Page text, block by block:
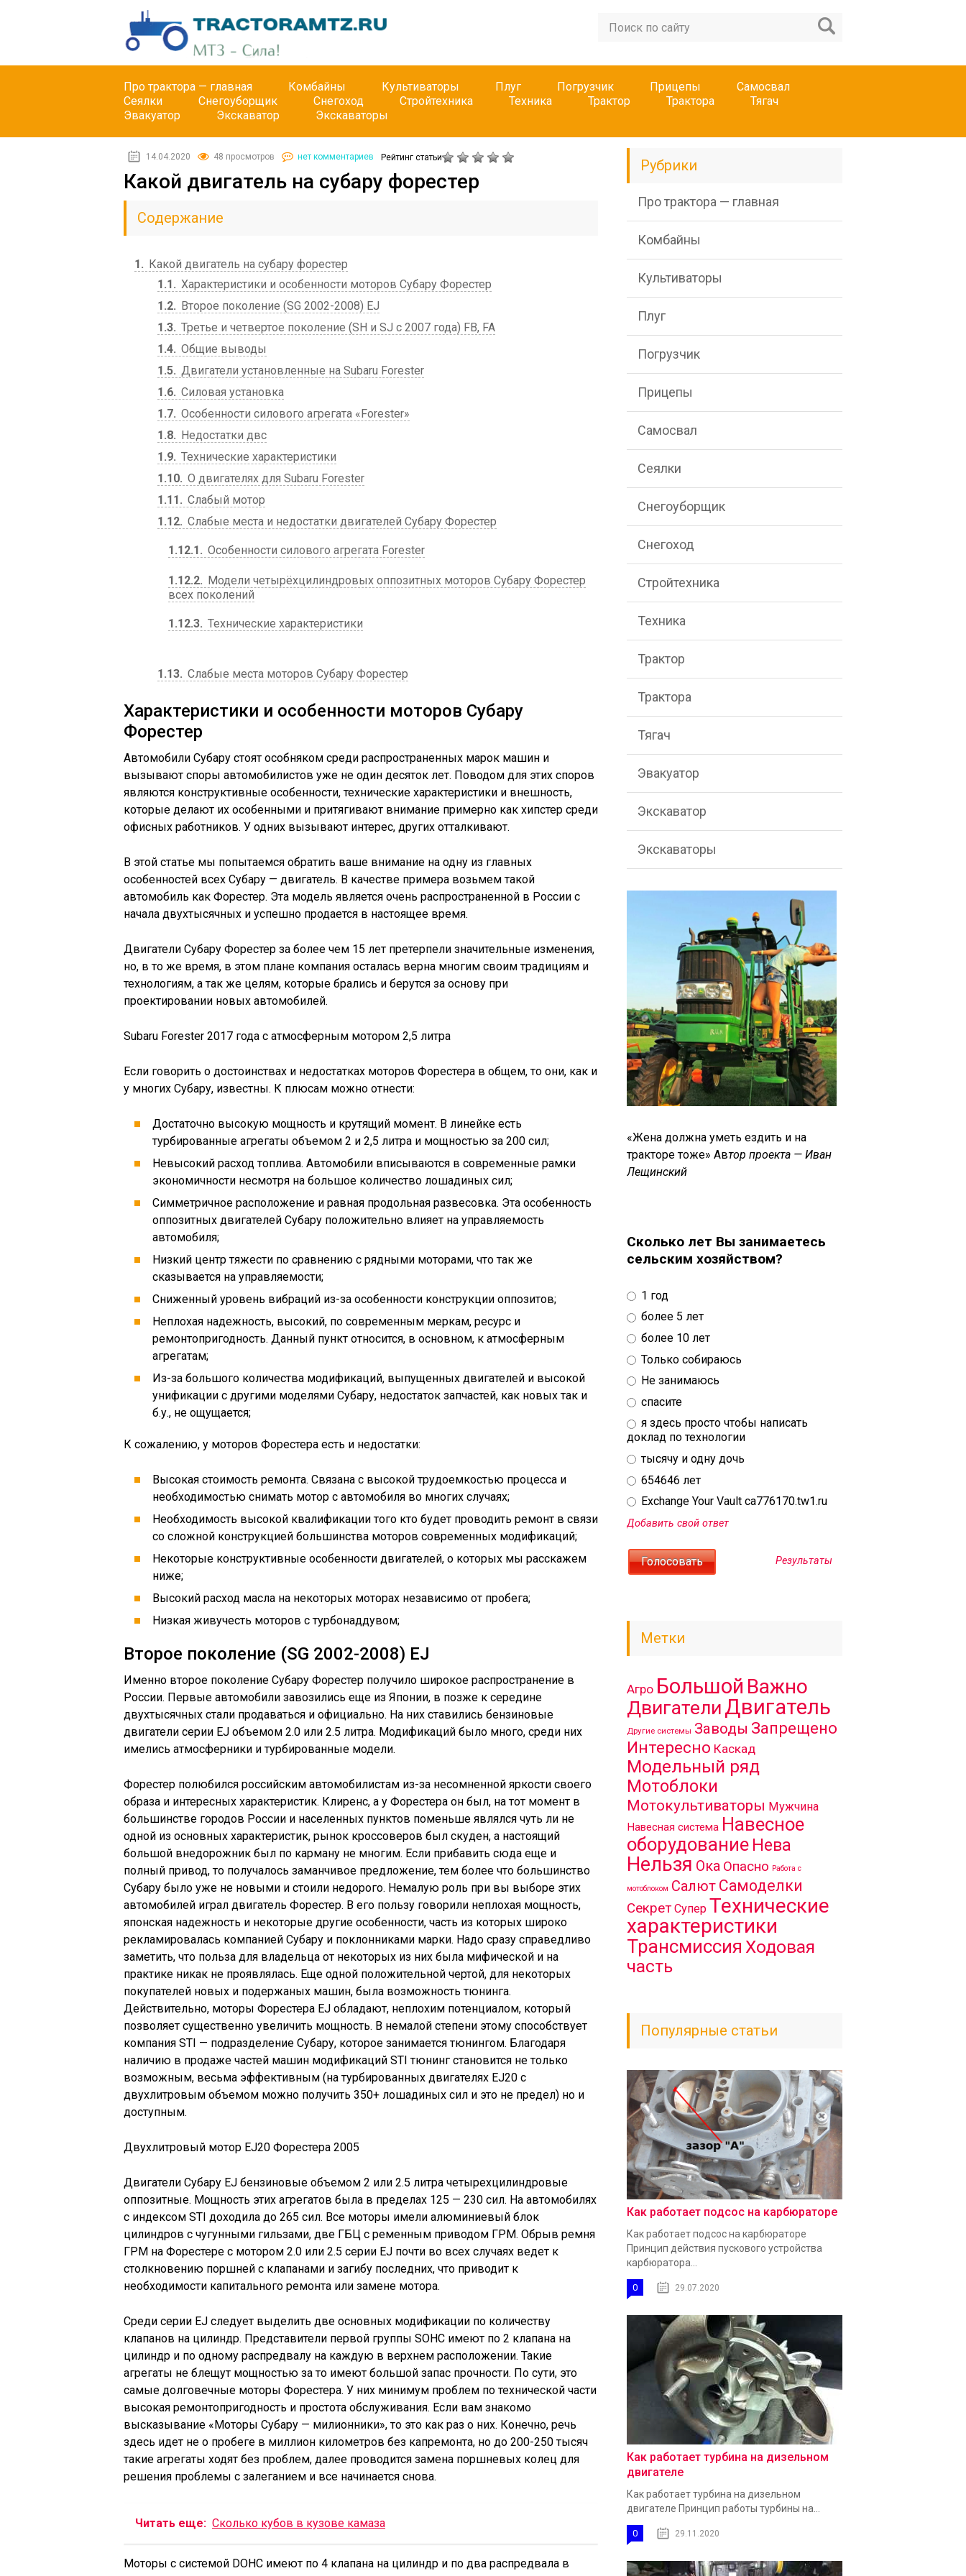
Про трактора — главная Комбайны Культиваторы Плуг Погрузчик Прицепы
Самосвал
Сеялки
Снегоуборщик Снегоход Стройтехника Техника Трактор Трактора
Тягач
Эвакуатор
Экскаватор Экскаваторы
14.04.2020 48 просмотров нет комментариев Рейтинг статьи
Какой двигатель на субару форестер
Содержание
1
Какой двигатель на субару форестер
1.1
Характеристики и особенности моторов Субару Форестер
1.2
Второе поколение (SG 2002-2008) EJ
1.3 Третье и четвертое поколение (SH и SJ с 2007 года) FB, FA
1.4 Общие выводы
1.5 Двигатели установленные на Subaru Forester
1.6 Силовая установка
1.7 Особенности силового агрегата «Forester»
1.8
Недостатки двс
1.9 Технические характеристики
1.10 О двигателях для Subaru Forester
1.11
Слабый мотор
1.12 Слабые места и недостатки двигателей Субару Форестер
1.12.1 Особенности силового агрегата Forester
1.12.2
Модели четырёхцилиндровых оппозитных моторов Субару Форестер
всех поколений
1.12.3 Технические характеристики
1.13 Слабые места моторов Субару Форестер
Характеристики и особенности моторов Субару
Форестер
Автомобили Субару стоят особняком среди распространенных марок машин и
вызывают споры автомобилистов уже не один десяток лет. Поводом для этих споров
являются конструктивные особенности, технические характеристики и внешность,
которые делают их особенными и притягивают внимание примерно как хипстер среди
офисных работников. У одних вызывают интерес, других отталкивают.
В этой статье мы попытаемся обратить ваше внимание на одну из главных
особенностей всех Субару — двигатель. В качестве примера возьмем такой
автомобиль как Форестер. Эта модель является очень распространенной в России с
начала двухтысячных и успешно продается в настоящее время.
Двигатели Субару Форестер за более чем 15 лет претерпели значительные изменения,
но, в то же время, в этом плане компания осталась верна многим своим традициям и
технологиям, а так же целям, которые брались и берутся за основу при
проектировании новых автомобилей.
Subaru Forester 2017 года с атмосферным мотором 2,5 литра
Если говорить о достоинствах и недостатках моторов Форестера в общем, то они, как и
у многих Субару, известны. К плюсам можно отнести:
Достаточно высокую мощность и крутящий момент. В линейке есть
турбированные агрегаты объемом 2 и 2,5 литра и мощностью за 200 сил;
Невысокий расход топлива. Автомобили вписываются в современные рамки
экономичности несмотря на большое количество лошадиных сил;
Симметричное расположение и равная продольная развесовка. Эта особенность
оппозитных двигателей Субару положительно влияет на управляемость
автомобиля;
Низкий центр тяжести по сравнению с рядными моторами, что так же
сказывается на управляемости;
Сниженный уровень вибраций из-за особенности конструкции оппозитов;
Неплохая надежность, высокий, по современным меркам, ресурс и
ремонтопригодность. Данный пункт относится, в основном, к атмосферным
агрегатам;
Из-за большого количества модификаций, выпущенных двигателей и высокой
унификации с другими моделями Субару, недостаток запчастей, как новых так и
б.у., не ощущается;
К сожалению, у моторов Форестера есть и недостатки:
Высокая стоимость ремонта. Связана с высокой трудоемкостью процесса и
необходимостью снимать мотор с автомобиля во многих случаях;
Необходимость высокой квалификации того кто будет проводить ремонт в связи
со сложной конструкцией большинства моторов современных модификаций;
Некоторые конструктивные особенности двигателей, о которых мы расскажем
ниже;
Высокий расход масла на некоторых моторах независимо от пробега;
Низкая живучесть моторов с турбонаддувом;
Второе поколение (SG 2002-2008) EJ
Именно второе поколение Субару Форестер получило широкое распространение в
России. Первые автомобили завозились еще из Японии, в позже к середине
двухтысячных стали продаваться и официально. На них ставились бензиновые
двигатели серии EJ объемом 2.0 или 2.5 литра. Модификаций было много, среди них
имелись атмосферники и турбированные модели.
Форестер полюбился российским автомобилистам из-за несомненной яркости своего
образа и интересных характеристик. Клиренс, а у Форестера он был, на тот момент в
большинстве городов России и населенных пунктов поменьше являлся чуть ли не
одной из основных характеристик, рынок кроссоверов был скуден, а настоящий
большой внедорожник был по карману не многим. Если прибавить сюда еще и
полный привод, то получалось заманчивое предложение, тем более что большинство
Субару было уже не новыми и стоили недорого. Немалую роль при вы выборе этих
автомобилей играл двигатель Форестер. В его пользу говорили неплохая мощность,
японская надежность и некоторые другие особенности, часть из которых широко
рекламировалась компанией Субару и поклонниками марки. Надо сразу справедливо
заметить, что польза для владельца от некоторых из них была мифической и на
практике никак не проявлялась. Еще одной положительной чертой, для некоторых
покупателей новых и подержаных машин, была возможность тюнинга.
Действительно, моторы Форестера EJ обладают, неплохим потенциалом, который
позволяет существенно увеличить мощность. В немалой степени этому способствует
компания STI — подразделение Субару, которое занимается тюнингом. Благодаря
наличию в продаже частей машин модификаций STI тюнинг становится не только
возможным, весьма эффективным (на турбированных двигателях EJ20 с
двухлитровым объемом можно получить 350+ лошадиных сил и это не предел) но и
доступным.
Двухлитровый мотор EJ20 Форестера 2005
Двигатели Субару EJ бензиновые объемом 2 или 2.5 литра четырехцилиндровые
оппозитные. Мощность этих агрегатов была в пределах 125 — 230 сил. На автомобилях
с индексом STI доходила до 265 сил. Все моторы имели алюминиевый блок
цилиндров с чугунными гильзами, две ГБЦ с ременным приводом ГРМ. Обрыв ремня
ГРМ на Форестере с мотором 2.0 или 2.5 серии EJ почти во всех случаях ведет к
столкновению поршней с клапанами и загибу последних, что приводит к
необходимости капитального ремонта или замене мотора.
Среди серии EJ следует выделить две основных модификации по количеству
клапанов на цилиндр. Представители первой группы SOHC имеют по 2 клапана на
цилиндр и по одному распредвалу на каждую в верхнем расположении. Такие
агрегаты не блещут мощностью за то имеют большой запас прочности. По сути, это
самые долговечные моторы Форестера. У них минимум проблем по технической части
высокая ремонтопригодность и простота обслуживания. Если вам знакомо
высказывание «Моторы Субару — милионники», то это как раз о них. Конечно, речь
здесь идет не о пробеге в миллион километров без капремонта, но до 200-250 тысяч
такие агрегаты ходят без проблем, далее проводится замена поршневых колец для
решения проблемы с залеганием и все начинается снова.
Читать еще: Сколько кубов в кузове камаза
Моторы с системой DOHC имеют по 4 клапана на цилиндр и по два распредвала в
Рубрики
Про трактора — главная
Комбайны
Культиваторы
Плуг
Погрузчик
Прицепы
Самосвал
Сеялки
Снегоуборщик
Снегоход
Стройтехника
Техника
Трактор
Трактора
Тягач
Эвакуатор
Экскаватор
Экскаваторы
«Жена должна уметь ездить и на
тракторе тоже» Автор проекта — Иван
Лещинский
Сколько лет Вы занимаетесь
сельским хозяйством?
1 год
более 5 лет
более 10 лет
Только собираюсь
Не занимаюсь
спасите
я здесь просто чтобы написать
доклад по технологии
тысячу и одну дочь
654646 лет
Exchange Your Vault ca776170.tw1.ru
Добавить свой ответ
Результаты
Метки
Агро Большой Важно
ДвигателиДвигатель
Другие системы Заводы Запрещено
Интересно Каскад
Модельный ряд
Мотоблоки
Мотокультиваторы Мужчина
Навесная система Навесное
оборудование Нева
Нельзя Ока Опасно Работа с
мотоблоком Салют Самоделки
Секрет Супер Технические
характеристики
Трансмиссия Ходовая
часть
Популярные статьи
Как работает подсос на карбюраторе
Как работает подсос на карбюраторе
Принцип действия пускового устройства
карбюратора...
0 29.07.2020
Как работает турбина на дизельном
двигателе
Как работает турбина на дизельном
двигателе Принцип работы турбины на...
0 29.11.2020